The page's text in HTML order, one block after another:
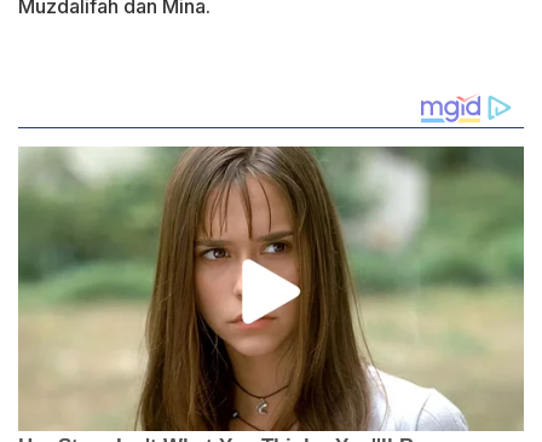
Muzdalifah dan Mina.